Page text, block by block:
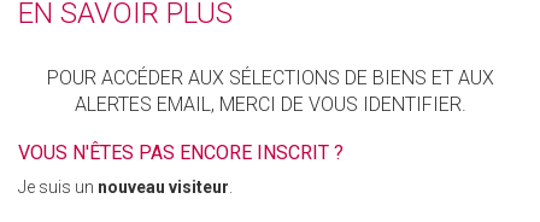
EN SAVOIR PLUS
POUR ACCÉDER AUX SÉLECTIONS DE BIENS ET AUX
ALERTES EMAIL, MERCI DE VOUS IDENTIFIER.
VOUS N'ÊTES PAS ENCORE INSCRIT ?
Je suis un nouveau visiteur.